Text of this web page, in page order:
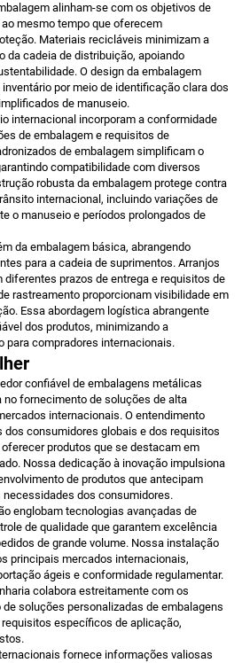
alinham-se com os objetivos de
mesmo tempo que oferecem
Materiais recicláveis minimizam a
da cadeia de distribuição, apoiando
O design da embalagem
por meio de identificação clara dos
de manuseio.
internacional incorporam a conformidade
de embalagem e requisitos de
de embalagem simplificam o
compatibilidade com diversos
robusta da embalagem protege contra
internacional, incluindo variações de
o manuseio e períodos prolongados de
da embalagem básica, abrangendo
para a cadeia de suprimentos. Arranjos
diferentes prazos de entrega e requisitos de
rastreamento proporcionam visibilidade em
Essa abordagem logística abrangente
dos produtos, minimizando a
para compradores internacionais.
confiável de embalagens metálicas
no fornecimento de soluções de alta
internacionais. O entendimento
dos consumidores globais e dos requisitos
produtos que se destacam em
Nossa dedicação à inovação impulsiona
de produtos que antecipam
dos consumidores.
englobam tecnologias avançadas de
de qualidade que garantem excelência
de grande volume. Nossa instalação
principais mercados internacionais,
ágeis e conformidade regulamentar.
colabora estreitamente com os
soluções personalizadas de embalagens
específicos de aplicação,
fornece informações valiosas